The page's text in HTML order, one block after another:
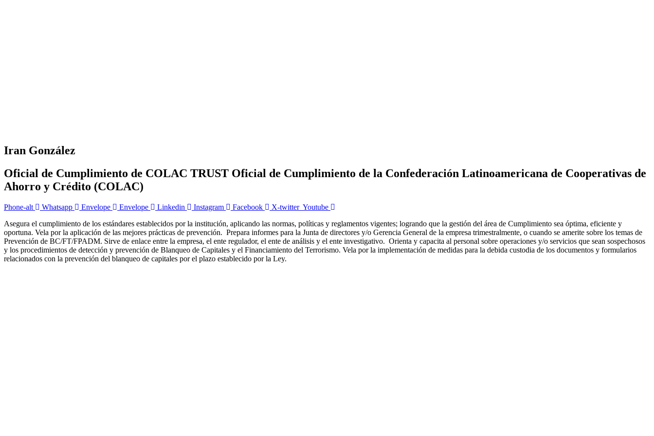
Iran González
Oficial de Cumplimiento de COLAC TRUST Oficial de Cumplimiento de la Confederación Latinoamericana de Cooperativas de
Ahorro y Crédito (COLAC)
Phone-alt Whatsapp Envelope Envelope Linkedin Instagram Facebook X-twitter Youtube
Asegura el cumplimiento de los estándares establecidos por la institución, aplicando las normas, políticas y reglamentos vigentes; logrando que la gestión del área de Cumplimiento sea óptima, eficiente y
oportuna. Vela por la aplicación de las mejores prácticas de prevención. Prepara informes para la Junta de directores y/o Gerencia General de la empresa trimestralmente, o cuando se amerite sobre los temas de
Prevención de BC/FT/FPADM. Sirve de enlace entre la empresa, el ente regulador, el ente de análisis y el ente investigativo. Orienta y capacita al personal sobre operaciones y/o servicios que sean sospechosos
y los procedimientos de detección y prevención de Blanqueo de Capitales y el Financiamiento del Terrorismo. Vela por la implementación de medidas para la debida custodia de los documentos y formularios
relacionados con la prevención del blanqueo de capitales por el plazo establecido por la Ley.